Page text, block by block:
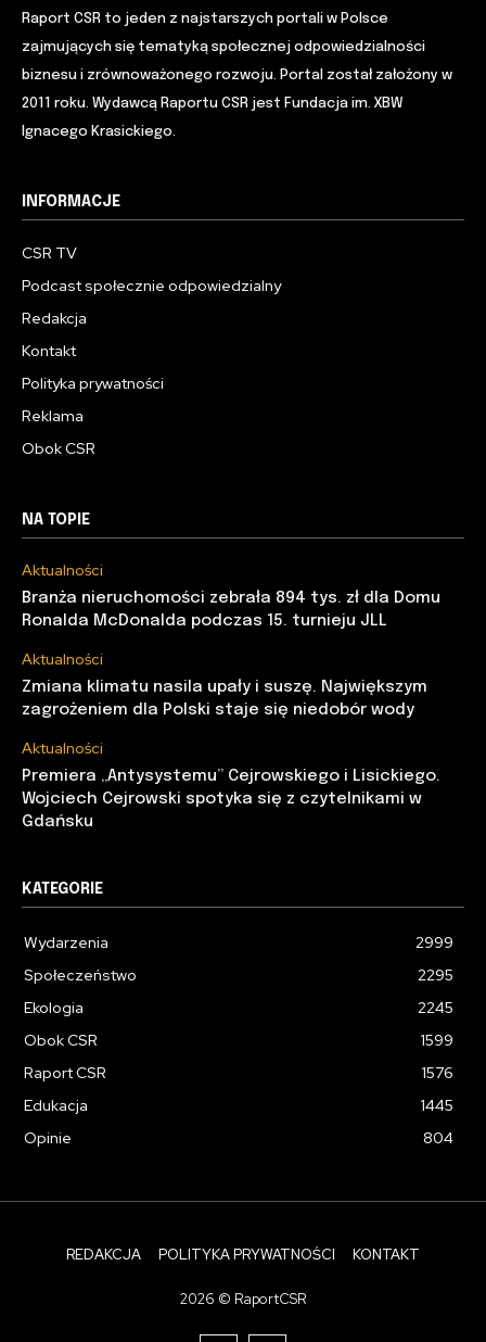
Raport CSR to jeden z najstarszych portali w Polsce
zajmujących się tematyką społecznej odpowiedzialności
biznesu i zrównoważonego rozwoju. Portal został założony w
2011 roku. Wydawcą Raportu CSR jest Fundacja im. XBW
Ignacego Krasickiego.
INFORMACJE
CSR TV
Podcast społecznie odpowiedzialny
Redakcja
Kontakt
Polityka prywatności
Reklama
Obok CSR
NA TOPIE
Aktualności
Branża nieruchomości zebrała 894 tys. zł dla Domu
Ronalda McDonalda podczas 15. turnieju JLL
Aktualności
Zmiana klimatu nasila upały i suszę. Największym
zagrożeniem dla Polski staje się niedobór wody
Aktualności
Premiera „Antysystemu” Cejrowskiego i Lisickiego.
Wojciech Cejrowski spotyka się z czytelnikami w
Gdańsku
KATEGORIE
Wydarzenia
2999
Społeczeństwo
2295
Ekologia
2245
Obok CSR
1599
Raport CSR
1576
Edukacja
1445
Opinie
804
REDAKCJA POLITYKA PRYWATNOŚCI KONTAKT
2026 © RaportCSR